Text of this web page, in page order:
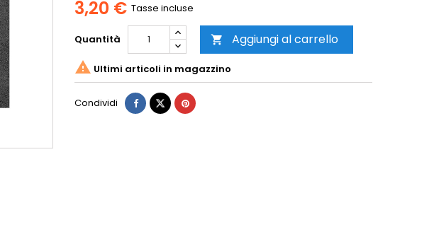
3,20 € Tasse incluse
Quantità  Aggiungi al carrello
 Ultimi articoli in magazzino
Condividi